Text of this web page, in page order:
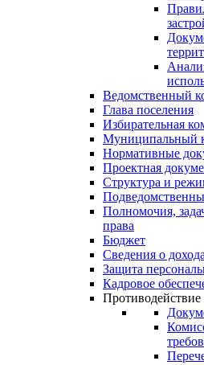
Ведомственный
Глава поселения
Избирательная
Муниципальный
Нормативные
Проектная
Структура и
Полномочия,
права
Бюджет
Сведения о
Защита
Кадровое